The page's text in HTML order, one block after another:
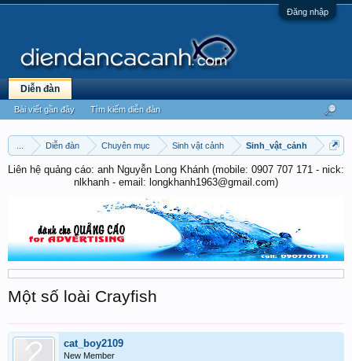
Đăng nhập
Diễn đàn Chuyên mục Sinh vật cảnh Sinh_vật_cảnh
Liên hệ quảng cáo: anh Nguyễn Long Khánh (mobile: 0907 707 171 - nick:
nlkhanh - email: longkhanh1963@gmail.com)
Một số loài Crayfish
cat_boy2109
New Member
Diễn đàn
Bài viết gần đây Tìm kiếm diễn đàn